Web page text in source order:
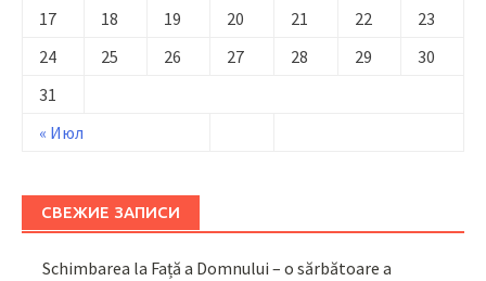
« Июл
17
18 19 20 21 22
23
24
25 26 27 28 29
30
31
СВЕЖИЕ ЗАПИСИ
Schimbarea la Față a Domnului – o sărbătoare a